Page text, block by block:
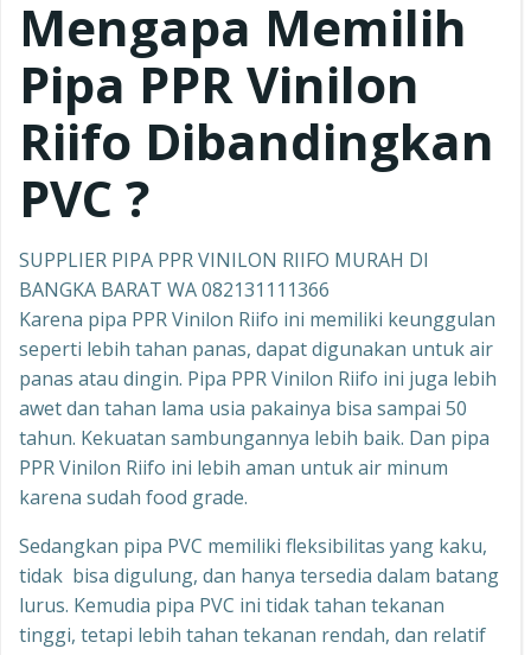
Mengapa Memilih
Pipa PPRVinilon
Riifo Dibandingkan
PVC ?
SUPPLIER PIPA PPR VINILON RIIFO MURAH DI
BANGKA BARAT WA 082131111366
Karena pipa PPR Vinilon Riifo ini memiliki keunggulan
seperti lebih tahan panas, dapat digunakan untuk air
panas atau dingin. Pipa PPR Vinilon Riifo ini juga lebih
awet dan tahan lama usia pakainya bisa sampai 50
tahun. Kekuatan sambungannya lebih baik. Dan pipa
PPR Vinilon Riifo ini lebih aman untuk air minum
karena sudah food grade.
Sedangkan pipa PVC memiliki fleksibilitas yang kaku,
tidak bisa digulung, dan hanya tersedia dalam batang
lurus. Kemudia pipa PVC ini tidak tahan tekanan
tinggi, tetapi lebih tahan tekanan rendah, dan relatif